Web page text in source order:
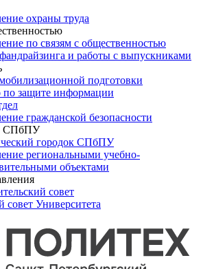
охраны труда
по связям с общественностью
и работы с выпускниками
подготовки
по защите информации
гражданской безопасности
СПбПУ
городок СПбПУ
региональными учебно-
объектами
совет
совет Университета